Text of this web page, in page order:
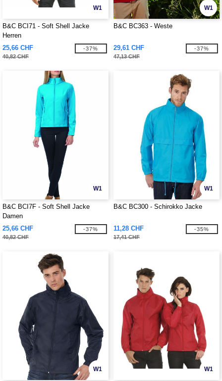
W1
B&C BCI71 - Soft Shell Jacke
Herren
25,66 CHF
40,82 CHF
-37%
W1
B&C BC363 - Weste
29,61 CHF
47,13 CHF
-37%
W1
B&C BCI7F - Soft Shell Jacke
Damen
25,66 CHF
40,82 CHF
-37%
W1
B&C BC300 - Schirokko Jacke
11,28 CHF
17,41 CHF
-35%
W1 W1